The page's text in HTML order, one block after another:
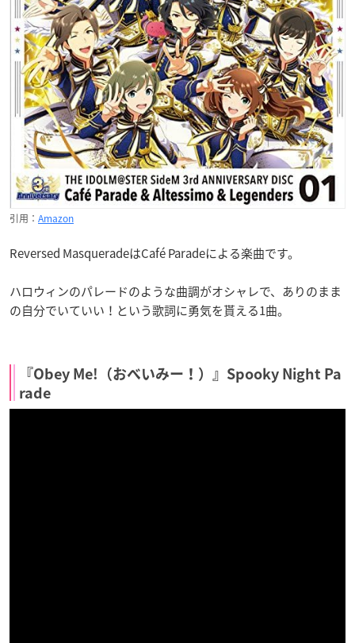
引用： Amazon
Reversed MasqueradeはCafé Paradeによる楽曲です。
ハロウィンのパレードのような曲調がオシャレで、ありのまま
の自分でいていい！という歌詞に勇気を貰える1曲。
『Obey Me!（おべいみー！）』Spooky Night Pa
rade